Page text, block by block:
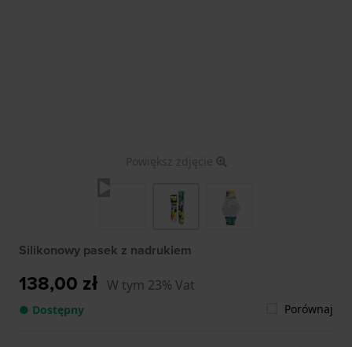
Powiększ zdjęcie
Silikonowy pasek z nadrukiem
138,00 zł W tym 23% Vat
● Dostępny Porównaj